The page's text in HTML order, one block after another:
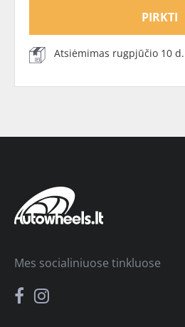
PIRKTI
Atsiėmimas rugpjūčio 10 d.
Mes socialiniuose tinkluose